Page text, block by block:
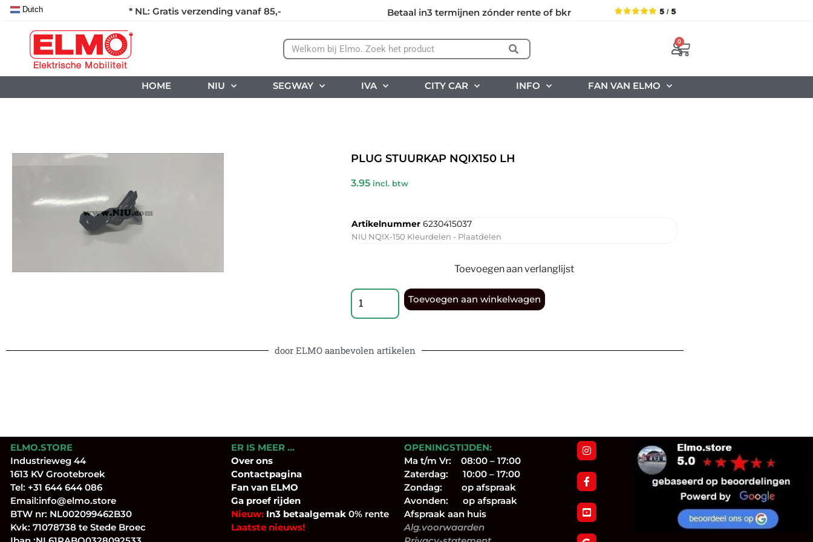
* NL: Gratis verzending vanaf 85,- Betaal in3 termijnen zónder rente of bkr
Dutch
0
HOME NIU SEGWAY IVA CITY CAR INFO FAN VAN ELMO
PLUG STUURKAP NQIX150 LH
3.95 incl. btw
Artikelnummer 6230415037
NIU NQIX-150 Kleurdelen - Plaatdelen
Toevoegen aan verlanglijst
Toevoegen aan winkelwagen
door ELMO aanbevolen artikelen
ELMO.STORE
Industrieweg 44
1613 KV Grootebroek
Tel: +31 644 644 086
Email:info@elmo.store
BTW nr: NL002099462B30
Kvk: 71078738 te Stede Broec
ER IS MEER …
Over ons
Contactpagina
Fanvan ELMO
Ga proef rijden
Nieuw:In3 betaalgemak 0% rente
Laatste nieuws!
OPENINGSTIJDEN:
Ma t/m Vr: 08:00 – 17:00
Zaterdag: 10:00 – 17:00
Zondag: op afspraak
Avonden: op afspraak
Afspraak aan huis
Alg.voorwaarden